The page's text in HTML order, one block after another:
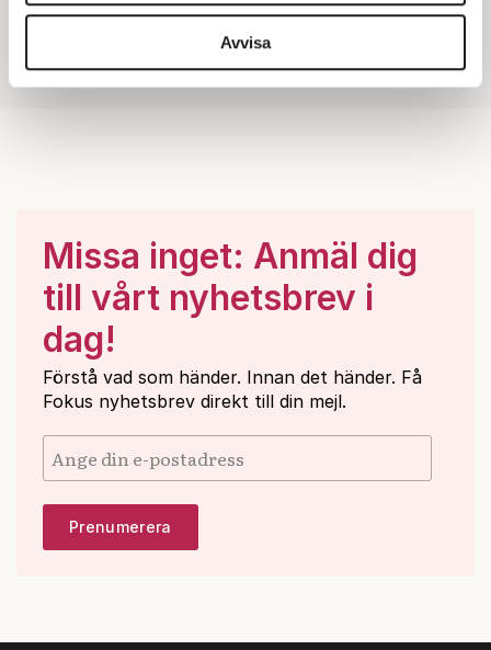
vidarebefordrar även sådana identifierare och annan
information från din enhet till de sociala medier och
annons- och analysföretag som vi samarbetar med.
Dessa kan i sin tur kombinera informationen med annan
Avvisa
Missa inget: Anmäl dig
till vårt nyhetsbrev i
dag!
Förstå vad som händer. Innan det händer. Få
Fokus nyhetsbrev direkt till din mejl.